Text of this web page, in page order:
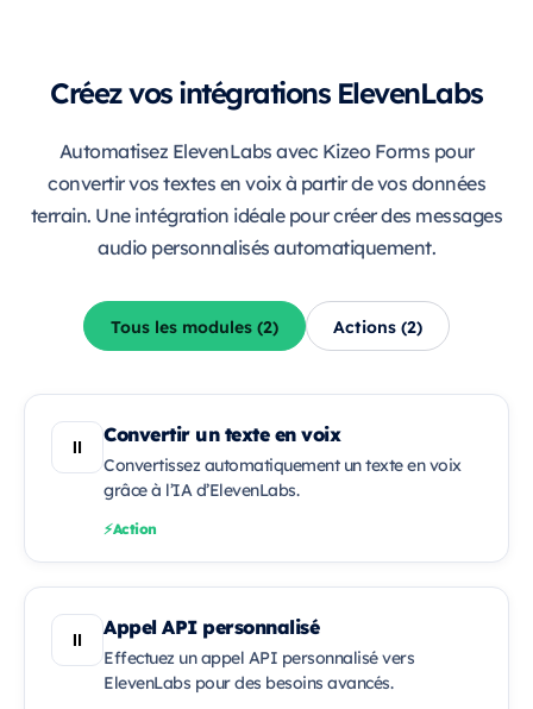
Créez vos intégrations ElevenLabs
Automatisez ElevenLabs avec Kizeo Forms pour
convertir vos textes en voix à partir de vos données
terrain. Une intégration idéale pour créer des messages
audio personnalisés automatiquement.
Tous les modules (2) Actions (2)
Convertir un texte en voix
Convertissez automatiquement un texte en voix
grâce à l’IA d’ElevenLabs.
Action
Appel API personnalisé
Effectuez un appel API personnalisé vers
ElevenLabs pour des besoins avancés.